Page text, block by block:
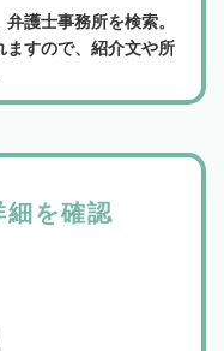
護士事務所を検索。
ますので、紹介文や所
細を確認